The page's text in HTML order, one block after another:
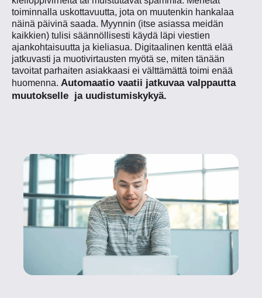
toiminnalla uskottavuutta, jota on muutenkin hankalaa
näinä päivinä saada. Myynnin (itse asiassa meidän
kaikkien) tulisi säännöllisesti käydä läpi viestien
ajankohtaisuutta ja kieliasua. Digitaalinen kenttä elää
jatkuvasti ja muotivirtausten myötä se, miten tänään
tavoitat parhaiten asiakkaasi ei välttämättä toimi enää
huomenna. Automaatio vaatii jatkuvaa valppautta
muutokselle ja uudistumiskykyä.